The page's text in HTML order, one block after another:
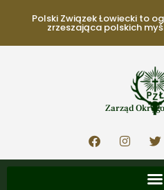
Polski Związek Łowiecki to
zrzeszająca polskich
Zarząd